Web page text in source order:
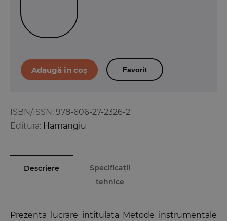
ISBN/ISSN: 978-606-27-2326-2
Editura: Hamangiu
Favorit
Descriere
Specificații
tehnice
Prezenta lucrare intitulata Metode instrumentale